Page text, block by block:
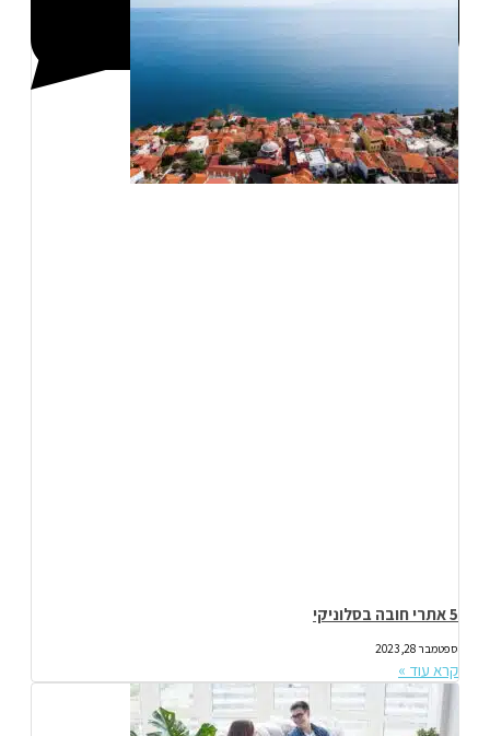
5 אתרי חובה בסלוניקי
ספטמבר 28, 2023
קרא עוד »